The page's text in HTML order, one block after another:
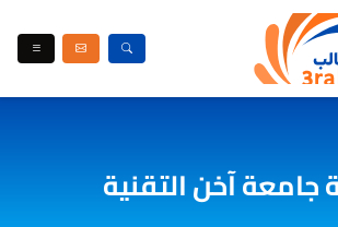
جامعة آخن التقنية